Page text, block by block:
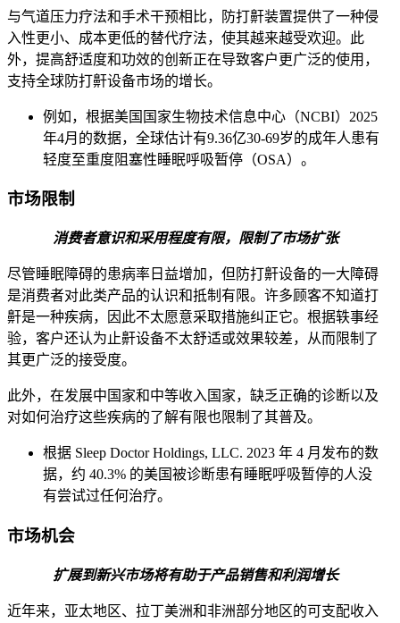
与气道压力疗法和手术干预相比，防打鼾装置提供了一种侵
入性更小、成本更低的替代疗法，使其越来越受欢迎。此
外，提高舒适度和功效的创新正在导致客户更广泛的使用，
支持全球防打鼾设备市场的增长。
例如，根据美国国家生物技术信息中心（NCBI）2025
年4月的数据，全球估计有9.36亿30-69岁的成年人患有
轻度至重度阻塞性睡眠呼吸暂停（OSA）。
市场限制
消费者意识和采用程度有限，限制了市场扩张
尽管睡眠障碍的患病率日益增加，但防打鼾设备的一大障碍
是消费者对此类产品的认识和抵制有限。许多顾客不知道打
鼾是一种疾病，因此不太愿意采取措施纠正它。根据轶事经
验，客户还认为止鼾设备不太舒适或效果较差，从而限制了
其更广泛的接受度。
此外，在发展中国家和中等收入国家，缺乏正确的诊断以及
对如何治疗这些疾病的了解有限也限制了其普及。
根据 Sleep Doctor Holdings, LLC. 2023 年 4 月发布的数
据，约 40.3% 的美国被诊断患有睡眠呼吸暂停的人没
有尝试过任何治疗。
市场机会
扩展到新兴市场将有助于产品销售和利润增长
近年来，亚太地区、拉丁美洲和非洲部分地区的可支配收入